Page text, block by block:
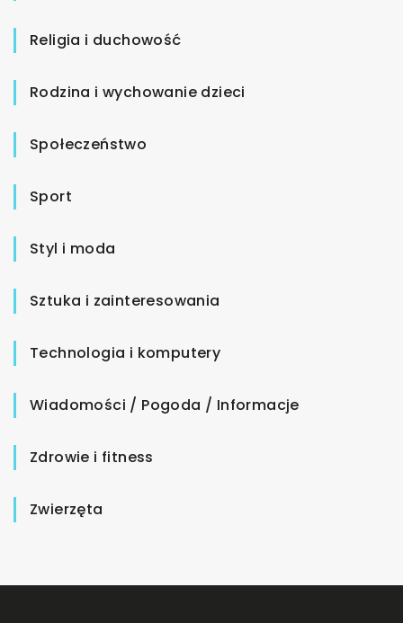
Religia i duchowość
Rodzina i wychowanie dzieci
Społeczeństwo
Sport
Styl i moda
Sztuka i zainteresowania
Technologia i komputery
Wiadomości / Pogoda / Informacje
Zdrowie i fitness
Zwierzęta